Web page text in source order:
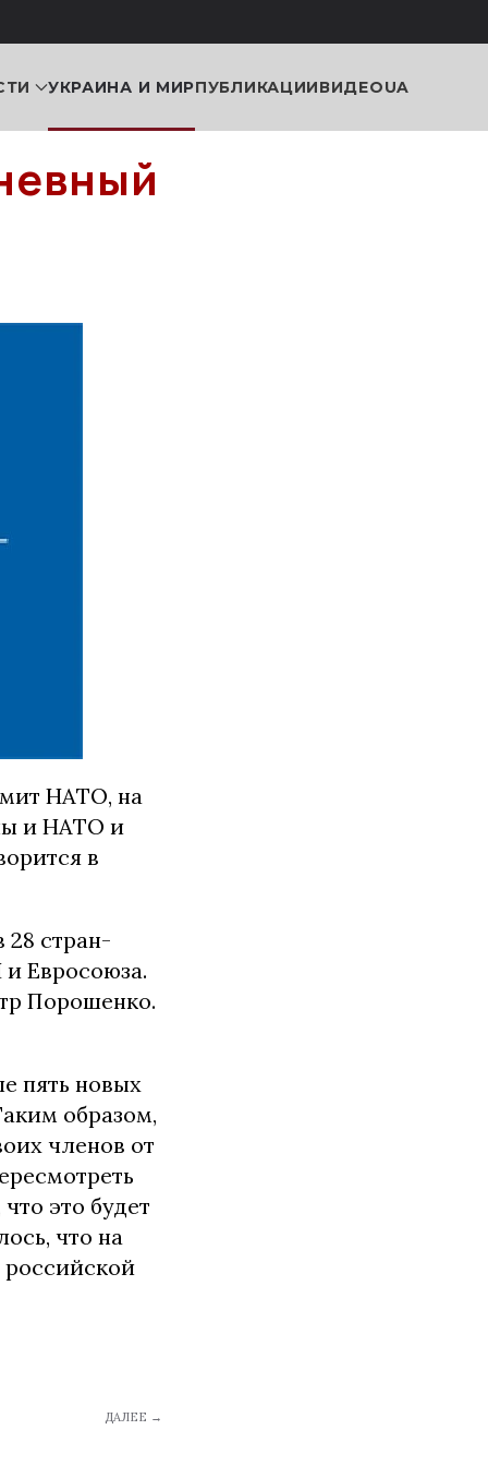
УКРАИНА И МИРПУБЛИКАЦИИВИДЕОUA
НАТО, на
и НАТО и
в
28 стран-
Евросоюза.
Порошенко.
пять новых
образом,
членов от
это будет
что на
ДАЛЕЕ →